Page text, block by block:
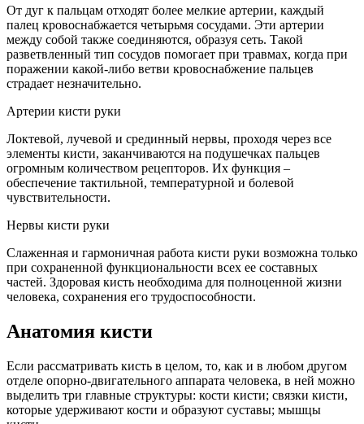
От дуг к пальцам отходят более мелкие артерии, каждый
палец кровоснабжается четырьмя сосудами. Эти артерии
между собой также соединяются, образуя сеть. Такой
разветвленный тип сосудов помогает при травмах, когда при
поражении какой-либо ветви кровоснабжение пальцев
страдает незначительно.
Артерии кисти руки
Локтевой, лучевой и срединный нервы, проходя через все
элементы кисти, заканчиваются на подушечках пальцев
огромным количеством рецепторов. Их функция –
обеспечение тактильной, температурной и болевой
чувствительности.
Нервы кисти руки
Слаженная и гармоничная работа кисти руки возможна только
при сохраненной функциональности всех ее составных
частей. Здоровая кисть необходима для полноценной жизни
человека, сохранения его трудоспособности.
Анатомия кисти
Если рассматривать кисть в целом, то, как и в любом другом
отделе опорно-двигательного аппарата человека, в ней можно
выделить три главные структуры: кости кисти; связки кисти,
которые удерживают кости и образуют суставы; мышцы